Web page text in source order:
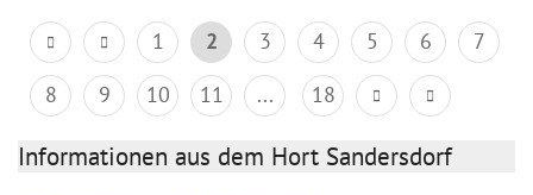
1 2 3 4 5 6
7
8
9 10 11 ... 18
Informationen aus dem Hort Sandersdorf